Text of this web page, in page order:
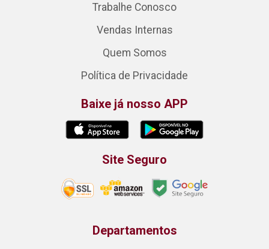
Trabalhe Conosco
Vendas Internas
Quem Somos
Política de Privacidade
Baixe já nosso APP
Site Seguro
Departamentos